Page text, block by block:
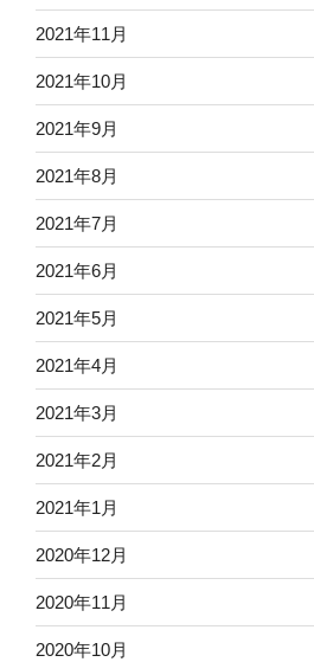
2021年11月
2021年10月
2021年9月
2021年8月
2021年7月
2021年6月
2021年5月
2021年4月
2021年3月
2021年2月
2021年1月
2020年12月
2020年11月
2020年10月